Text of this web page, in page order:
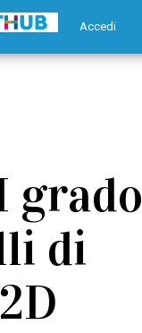
Accedi
grado
di